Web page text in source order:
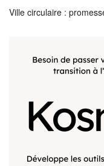
Ville circulaire :